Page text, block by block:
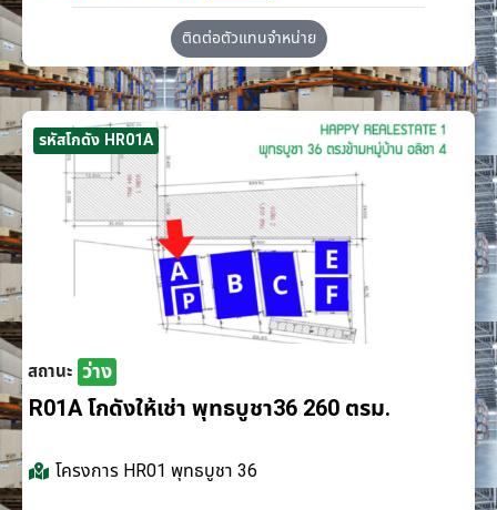
ติดต่อตัวแทนจำหน่าย
รหัสโกดัง HR01A
สถานะ ว่าง
R01A โกดังให้เช่า พุทธบูชา36 260 ตรม.
โครงการ HR01 พุทธบูชา 36